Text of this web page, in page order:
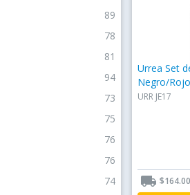
89
78
81
94
73
75
76
76
74
Urrea Set
Negro/Rojo
URR JE17
local_shipping $164.00